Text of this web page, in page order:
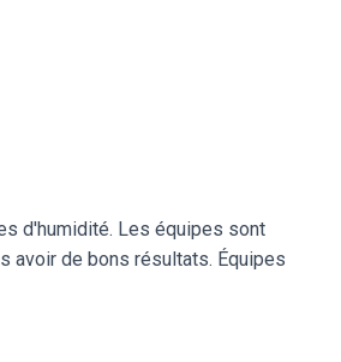
d'humidité. Les équipes sont
avoir de bons résultats. Équipes